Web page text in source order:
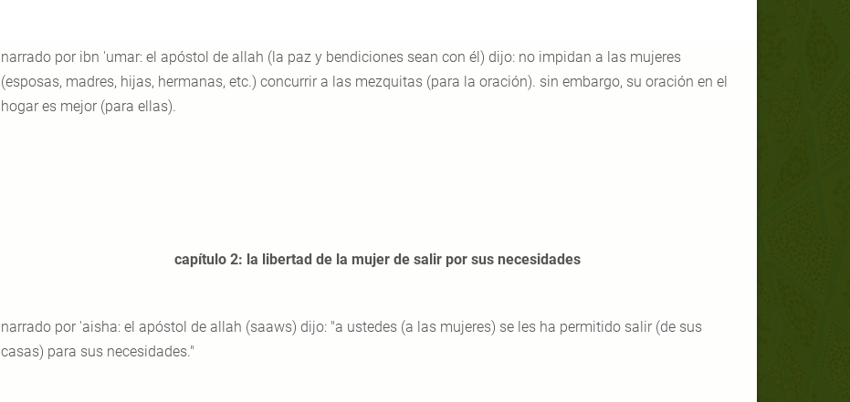
narrado por ibn 'umar: el apóstol de allah (la paz y bendiciones sean con él) dijo: no impidan a las mujeres
(esposas, madres, hijas, hermanas, etc.) concurrir a las mezquitas (para la oración). sin embargo, su oración en el
hogar es mejor (para ellas).
capítulo 2: la libertad de la mujer de salir por sus necesidades
narrado por 'aisha: el apóstol de allah (saaws) dijo: "a ustedes (a las mujeres) se les ha permitido salir (de sus
casas) para sus necesidades."